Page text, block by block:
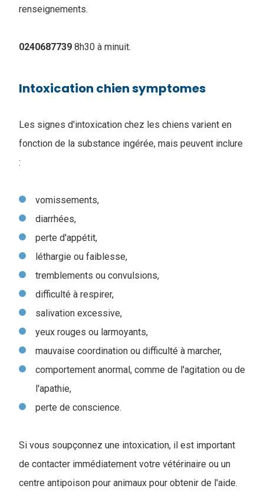
renseignements.
0240687739 8h30 à minuit.
Intoxication chien symptomes
Les signes d'intoxication chez les chiens varient en
fonction de la substance ingérée, mais peuvent inclure
:
vomissements,
diarrhées,
perte d'appétit,
léthargie ou faiblesse,
tremblements ou convulsions,
difficulté à respirer,
salivation excessive,
yeux rouges ou larmoyants,
mauvaise coordination ou difficulté à marcher,
comportement anormal, comme de l'agitation ou de
l'apathie,
perte de conscience.
Si vous soupçonnez une intoxication, il est important
de contacter immédiatement votre vétérinaire ou un
centre antipoison pour animaux pour obtenir de l'aide.